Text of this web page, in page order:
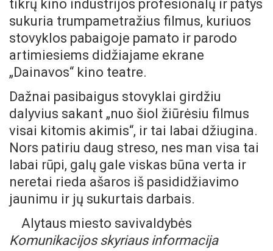
tikrų kino industrijos profesionalų ir patys
sukuria trumpametražius filmus, kuriuos
stovyklos pabaigoje pamato ir parodo
artimiesiems didžiajame ekrane
„Dainavos“ kino teatre.
Dažnai pasibaigus stovyklai girdžiu
dalyvius sakant „nuo šiol žiūrėsiu filmus
visai kitomis akimis“, ir tai labai džiugina.
Nors patiriu daug streso, nes man visa tai
labai rūpi, galų gale viskas būna verta ir
neretai rieda ašaros iš pasididžiavimo
jaunimu ir jų sukurtais darbais.
Alytaus miesto savivaldybės
Komunikacijos skyriaus informacija